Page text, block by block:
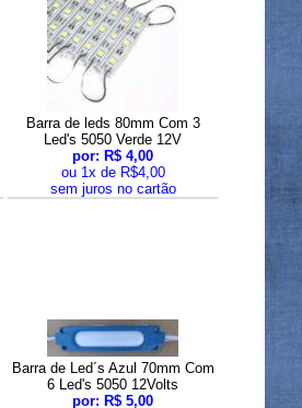
Barra de leds 80mm Com 3
Led's 5050 Verde 12V
por: R$ 4,00
ou 1x de R$4,00
sem juros no cartão
Barra de Led´s Azul 70mm Com
6 Led's 5050 12Volts
por: R$ 5,00